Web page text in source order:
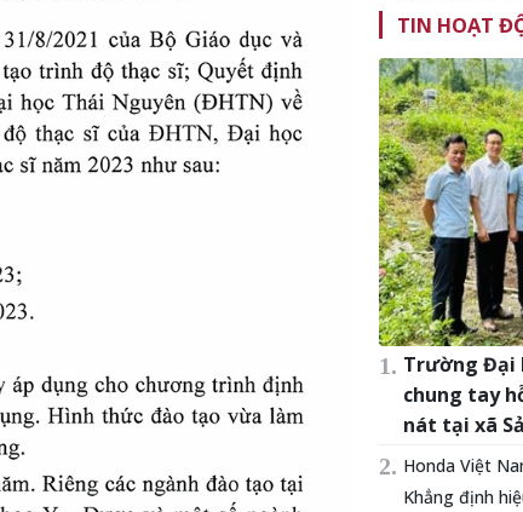
TIN HOẠT
Trường Đại
chung tay
nát tại xã
Honda Việt
Khẳng định